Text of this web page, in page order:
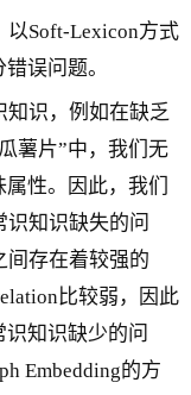
以Soft-Lexicon方式
误问题。
知识，例如在缺乏
薯片”中，我们无
性。因此，我们
知识缺失的问
间存在着较强的
比较弱，因此
知识缺少的问
Embedding的方